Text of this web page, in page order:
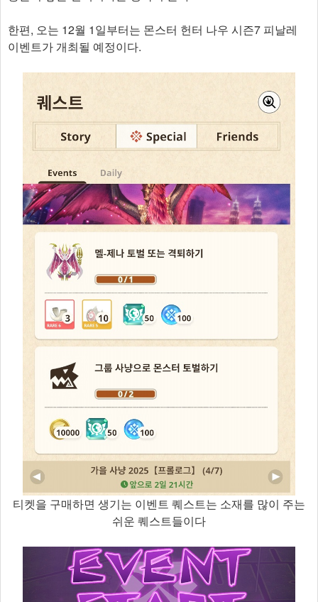
한편, 오는 12월 1일부터는 몬스터 헌터 나우 시즌7 피날레
이벤트가 개최될 예정이다.​
티켓을 구매하면 생기는 이벤트 퀘스트는 소재를 많이 주는
쉬운 퀘스트들이다